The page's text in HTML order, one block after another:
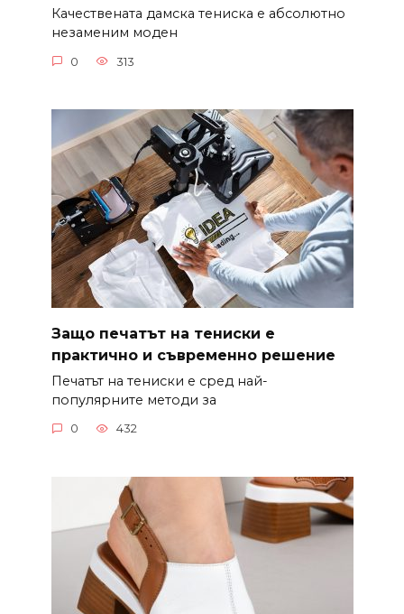
Качествената дамска тениска е абсолютно
незаменим моден
0 313
Защо печатът на тениски е
практично и съвременно решение
Печатът на тениски е сред най-
популярните методи за
0 432